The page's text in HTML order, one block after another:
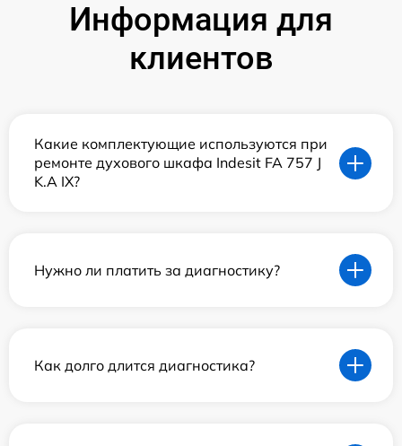
Информация для
клиентов
Какие комплектующие используются при
ремонте духового шкафа Indesit FA 757 J
K.A IX?
Нужно ли платить за диагностику?
Как долго длится диагностика?